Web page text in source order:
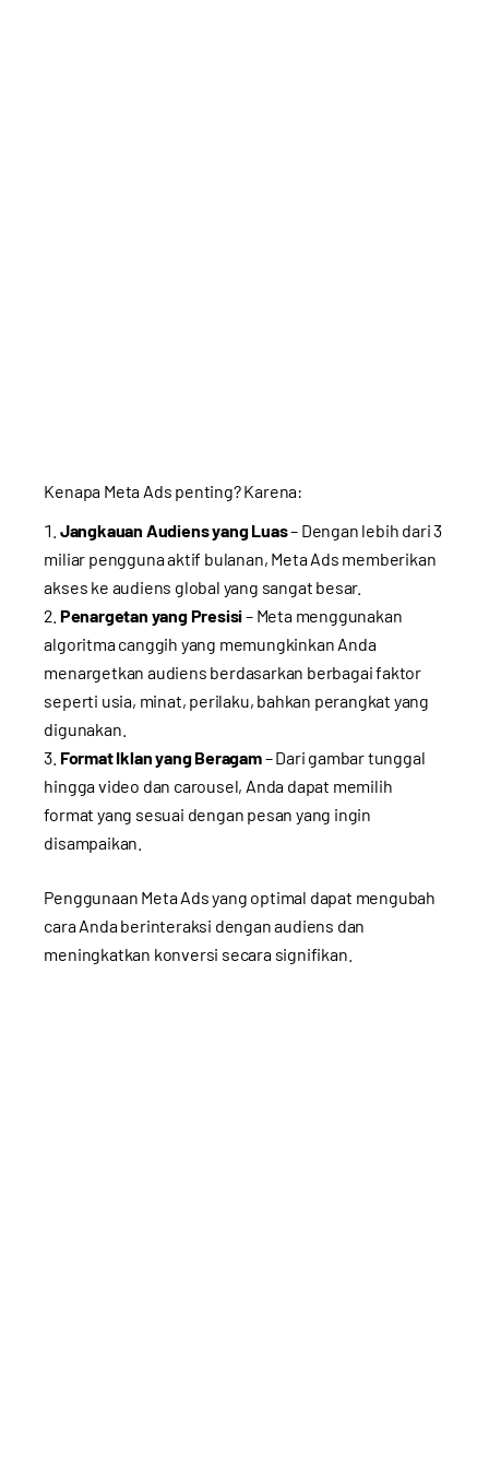
Kenapa Meta Ads penting? Karena:
Jangkauan Audiens yang Luas– Dengan lebih dari 3
miliar pengguna aktif bulanan, Meta Ads memberikan
akses ke audiens global yang sangat besar.
Penargetan yang Presisi– Meta menggunakan
algoritma canggih yang memungkinkan Anda
menargetkan audiens berdasarkan berbagai faktor
seperti usia, minat, perilaku, bahkan perangkat yang
digunakan.
Format Iklan yang Beragam– Dari gambar tunggal
hingga video dan carousel, Anda dapat memilih
format yang sesuai dengan pesan yang ingin
disampaikan.
Penggunaan Meta Ads yang optimal dapat mengubah
cara Anda berinteraksi dengan audiens dan
meningkatkan konversi secara signifikan.